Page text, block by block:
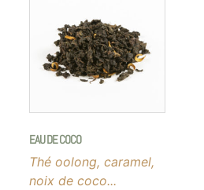
EAU DE COCO
Thé oolong, caramel,
noix de coco...